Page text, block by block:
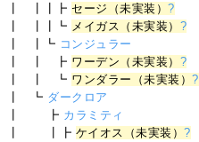
┃ ┃┃┣ セージ（未実装）?
┃ ┃┃┗ メイガス（未実装） ?
┃ ┃┗ コンジュラー
┃ ┃ ┣ ワーデン（未実装） ?
┃ ┃ ┗ ワンダラー（未実装）?
┃ ┗ ダークロア
┃ ┣ カラミティ
┃ ┃┣ ケイオス（未実装）?